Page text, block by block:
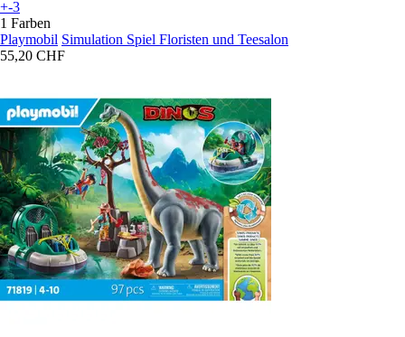
+-3
1 Farben
Playmobil Simulation Spiel Floristen und Teesalon
55,20 CHF